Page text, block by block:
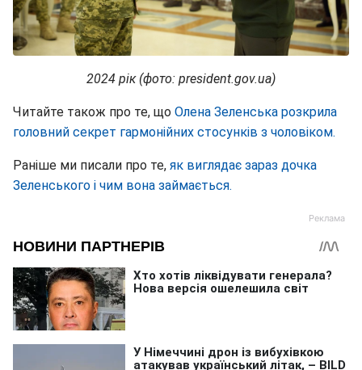
2024 рік (фото: president.gov.ua)
Читайте також про те, що Олена Зеленська розкрила
головний секрет гармонійних стосунків з чоловіком.
Раніше ми писали про те, як виглядає зараз дочка
Зеленського і чим вона займається.